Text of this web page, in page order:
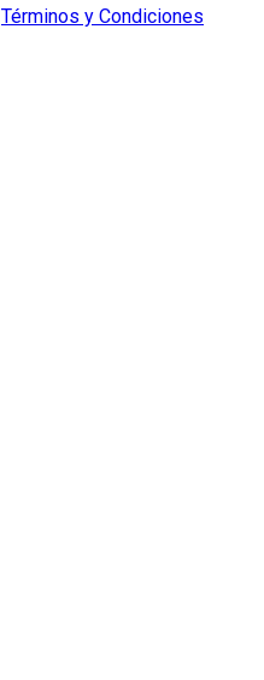
Términos y Condiciones